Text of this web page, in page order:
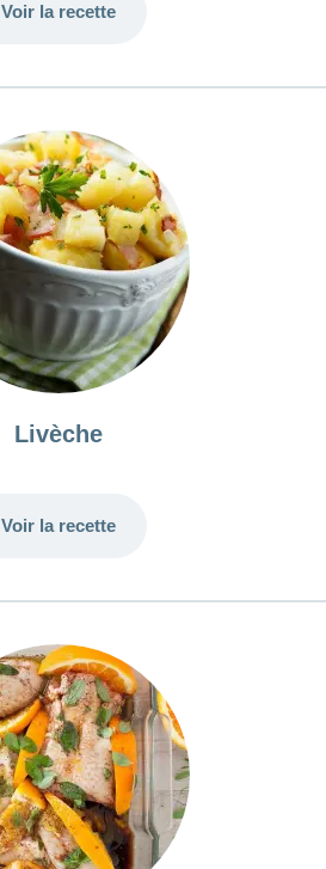
Voir la recette
Livèche
Voir la recette